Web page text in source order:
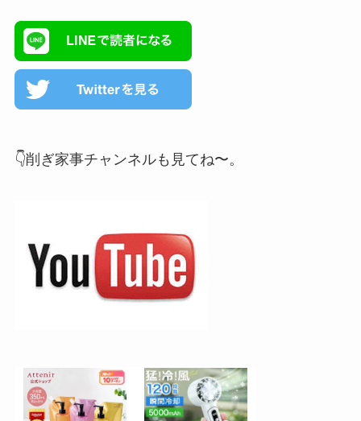
👇削ぎ家事チャンネルも見てね〜。